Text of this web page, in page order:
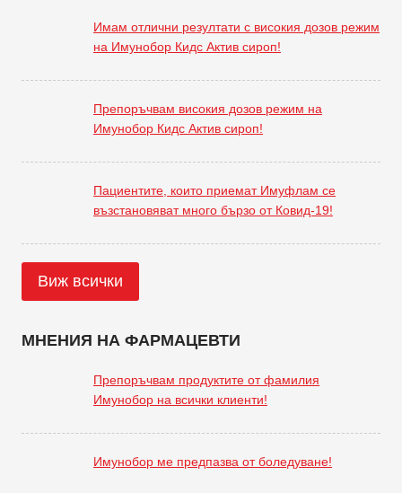
Имам отлични резултати с високия дозов режим
на Имунобор Кидс Актив сироп!
Препоръчвам високия дозов режим на
Имунобор Кидс Актив сироп!
Пациентите, които приемат Имуфлам се
възстановяват много бързо от Ковид-19!
Виж всички
МНЕНИЯ НА ФАРМАЦЕВТИ
Препоръчвам продуктите от фамилия
Имунобор на всички клиенти!
Имунобор ме предпазва от боледуване!